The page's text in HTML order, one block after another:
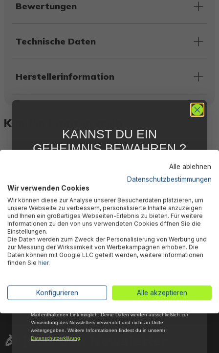
Bewertungen
Technische Daten
Herstellerinformation
Kunden kauften auch
Bestway® Ersatzteil
Ablassventildichtung für
Flowclear™ Sandfilteranlagen
4,85 €*
Bestway® Ersatzteil-Set
Ablassventilkappe mit
Dichtung für ausgewählte
7,85 €*
🎉 Jetzt den Newsletter
Alle ablehnen
Datenschutzbestimmungen
Wir verwenden Cookies
Wir können diese zur Analyse unserer Besucherdaten platzieren, um
unsere Webseite zu verbessern, personalisierte Inhalte anzuzeigen
und Ihnen ein großartiges Webseiten-Erlebnis zu bieten. Für weitere
Informationen zu den von uns verwendeten Cookies öffnen Sie die
Einstellungen.
Die Daten werden zum Zweck der Personalisierung von Werbung und
zur Messung der Wirksamkeit von Werbekampagnen erhoben. Die
Daten können mit Google LLC geteilt werden, weitere Informationen
finden Sie hier.
Konfigurieren Alle akzeptieren
KANNST DU EIN
GEHEIMNIS BEWAHREN ?
FÜR DICH
Abonniere jetzt unseren kostenlosen
Newsletter, verpasse keine Neuigkeiten und
Aktionen mehr und sichere Dir 5 %
Willkommensrabatt auf nicht reduzierte Ware
bei Deiner ersten Bestellung !*
Email
*Mit der Anmeldung zum Newsletter stimmst du zu, regelmäßig per E-
Mail über aktuelle Angebote, Aktionen und Produktneuheiten
Mail enthaltenen Link möglich. Deine Daten werden ausschließlich zur
Versendung des Newsletters verwendet und nicht an Dritte
weitergegeben. Weitere Informationen findest du in unserer
Datenschutzerklärung